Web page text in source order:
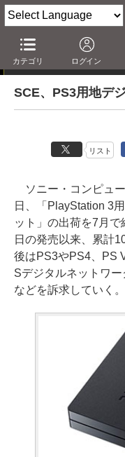
カテゴリ ログイン
ニュース
SCE、PS3用地デ
リスト
ソニー・コンピュ
日、「PlayStation 3
ット」の出荷を7月
日の発売以来、累計
後はPS3やPS4、PS
Sデジタルネットワー
などを訴求していく。